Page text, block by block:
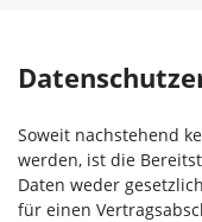
Soweit nachstehend
werden, ist die
Daten weder
für einen